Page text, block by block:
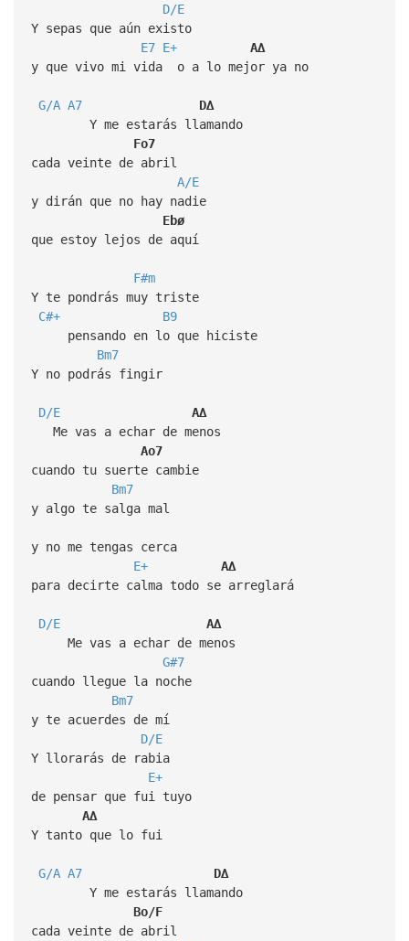
D/E
Y sepas que aún existo
E7 E+
A∆
y que vivo mi vida o a lo mejor ya no
G/A A7
D∆
Y me estarás llamando
Fo7
cada veinte de abril
A/E
y dirán que no hay nadie
Ebø
que estoy lejos de aquí
F#m
Y te pondrás muy triste
C#+
B9
pensando en lo que hiciste
Bm7
Y no podrás fingir
D/E
A∆
Me vas a echar de menos
Ao7
cuando tu suerte cambie
Bm7
y algo te salga mal
y no me tengas cerca
E+
A∆
para decirte calma todo se arreglará
D/E
A∆
Me vas a echar de menos
G#7
cuando llegue la noche
Bm7
y te acuerdes de mí
D/E
Y llorarás de rabia
E+
de pensar que fui tuyo
A∆
Y tanto que lo fui
G/A A7
D∆
Y me estarás llamando
Bo/F
cada veinte de abril